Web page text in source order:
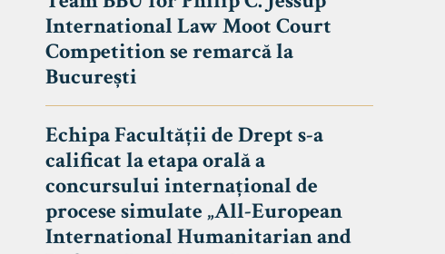
International Law Moot Court
Competition se remarcă la
București
Echipa Facultății de Drept s-a
calificat la etapa orală a
concursului internațional de
procese simulate „All-European
International Humanitarian and